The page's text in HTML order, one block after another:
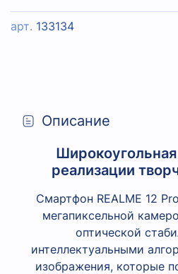
арт. 133134
Описание
реализации
Смартфон REALME 12
мегапиксельной
оптической
интеллектуальными
изображения, которые